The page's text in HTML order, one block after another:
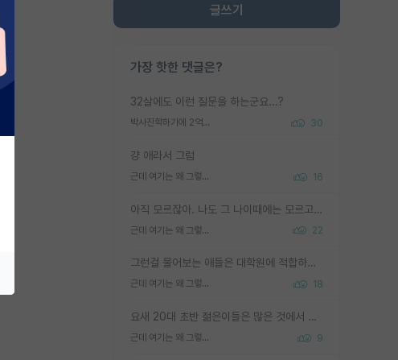
글쓰기
가장 핫한 댓글은?
32살에도 이런 질문을 하는군요...?
박사진학하기에 2억은 괜찮은 (?) 정도의 경제력인가요 30
걍 애라서 그럼
근데 여기는 왜 그렇게 SPK를 물어보는거임? 16
아직 모르잖아. 나도 그 나이때에는 모르고 평가 받고 안심하고 싶었어.
근데 여기는 왜 그렇게 SPK를 물어보는거임? 22
그런걸 물어보는 애들은 대학원에 적합하지 않다
근데 여기는 왜 그렇게 SPK를 물어보는거임? 18
요새 20대 초반 젊은이들은 많은 것에서 가성비를 따지더라고요. 내가 이 정도 인풋을 넣었을 때 그만큼 아웃풋이 나올 것인가? 사실 아웃풋이 인풋 대비 리니어하게 나오지 않는 영역을 시도하기 싫어한다는 느낌입니다.
근데 여기는 왜 그렇게 SPK를 물어보는거임? 9